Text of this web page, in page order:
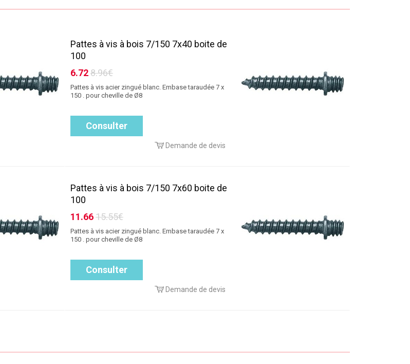
Pattes à vis à bois 7/150 7x40 boite de
100
6.728.96€
Pattes à vis acier zingué blanc. Embase taraudée 7 x
150 . pour cheville de Ø8
Consulter
Demande de devis
Pattes à vis à bois 7/150 7x60 boite de
100
11.6615.55€
Pattes à vis acier zingué blanc. Embase taraudée 7 x
150 . pour cheville de Ø8
Consulter
Demande de devis